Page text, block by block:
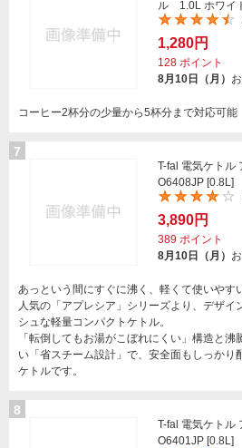
ル 1.0L ホワイ
1,280円
128 ポイント
8月10日（月）
コーヒー2杯分の少量から5杯分まで対応可能
7
T-fal 電気ケトル
O6408JP [0.8L]
3,890円
389 ポイント
8月10日（月）
あっという間にすぐに沸く、軽くて使いやす
人気の「アプレシア」シリーズより、デザイ
シュな軽量コンパクトケトル。
「転倒してもお湯がこぼれにくい」構造と沸
い「省スチーム設計」で、安全面もしっかり
ケトルです。
8
T-fal 電気ケトル
O6401JP [0.8L]